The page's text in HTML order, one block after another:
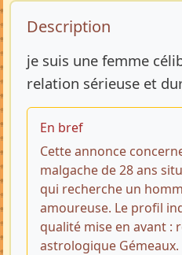
Description de
Description
je suis une femme
relation sérieuse et
En bref
Cette annonce
malgache de 28 ans
qui recherche un
amoureuse. Le profil
qualité mise en avant :
astrologique Gémeaux.